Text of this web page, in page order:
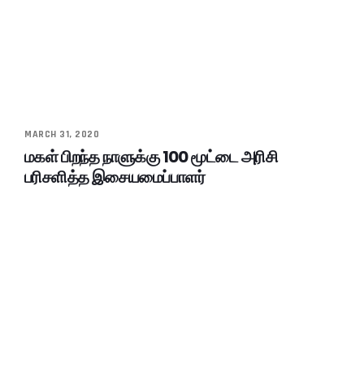
MARCH 31, 2020
மகள் பிறந்த நாளுக்கு 100 மூட்டை அரிசி
பரிசளித்த இசையமைப்பாளர்